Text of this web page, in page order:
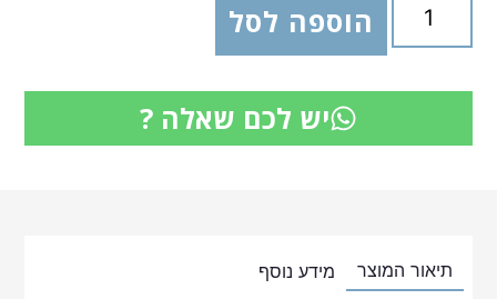
הוספה לסל
יש לכם שאלה ?
תיאור המוצר מידע נוסף